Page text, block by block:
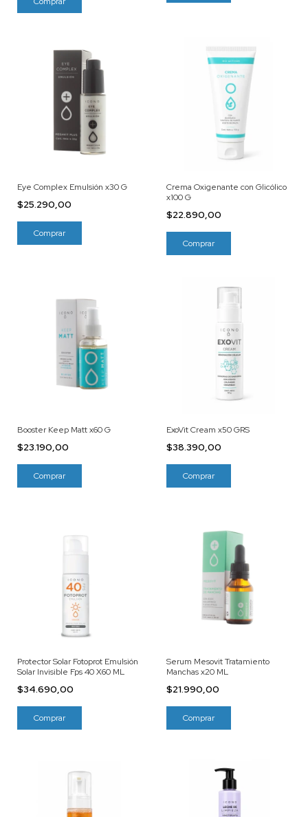
Eye Complex Emulsión x30 G
$25.290,00
Crema Oxigenante con Glicólico
x100 G
$22.890,00
Booster Keep Matt x60 G
$23.190,00
ExoVit Cream x50 GRS
$38.390,00
Protector Solar Fotoprot Emulsión
Solar Invisible Fps 40 X60 ML
$34.690,00
Serum Mesovit Tratamiento
Manchas x20 ML
$21.990,00